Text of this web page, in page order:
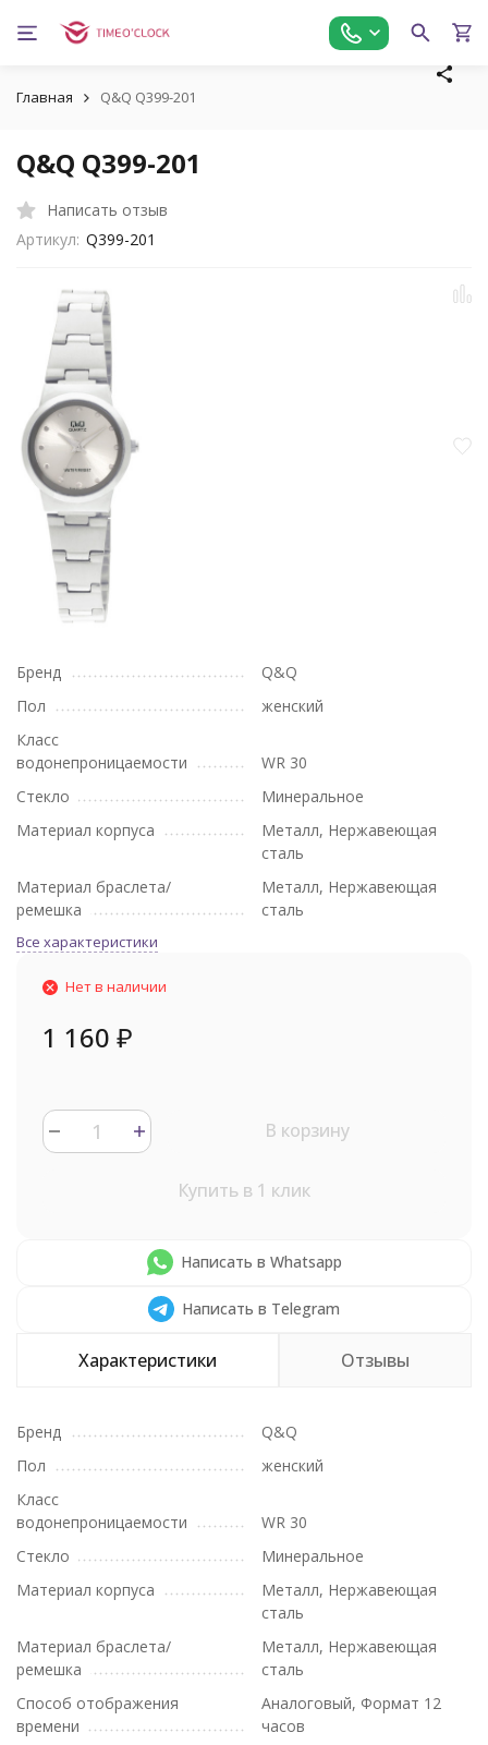
Главная Q&Q Q399-201
Q&Q Q399-201
Написать отзыв
Артикул: Q399-201
Бренд
Q&Q
Пол
женский
Класс
водонепроницаемости
WR 30
Стекло
Минеральное
Материал корпуса
Металл, Нержавеющая
сталь
Материал браслета/
ремешка
Металл, Нержавеющая
сталь
Все характеристики
Нет в наличии
1 160 ₽
В корзину
Купить в 1 клик
Написать в Whatsapp
Написать в Telegram
Характеристики Отзывы
Бренд
Q&Q
Пол
женский
Класс
водонепроницаемости
WR 30
Стекло
Минеральное
Материал корпуса
Металл, Нержавеющая
сталь
Материал браслета/
ремешка
Металл, Нержавеющая
сталь
Способ отображения
времени
Аналоговый, Формат 12
часов